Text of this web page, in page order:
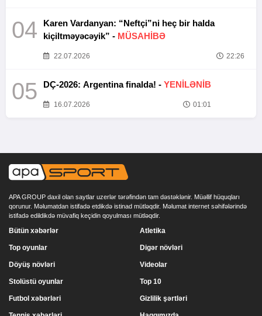
04
Karen Vardanyan: “Neftçi”ni heç bir halda
kiçiltməyəcəyik” - MÜSAHİBƏ
22.07.2026 22:26
05 DÇ-2026: Argentina finalda! - YENİLƏNİB
16.07.2026 01:01
APA GROUP daxil olan saytlar uzerlər tərəfindən tam dəstəklənir. Müəllif hüquqları
qorunur. Məlumatdan istifadə etdikdə istinad mütləqdir. Məlumat internet səhifələrində
istifadə edildikdə müvafiq keçidin qoyulması mütləqdir.
Bütün xəbərlər
Top oyunlar
Döyüş növləri
Stolüstü oyunlar
Atletika
Digər növləri
Videolar
Top 10
Futbol xəbərləri Gizlilik şərtləri